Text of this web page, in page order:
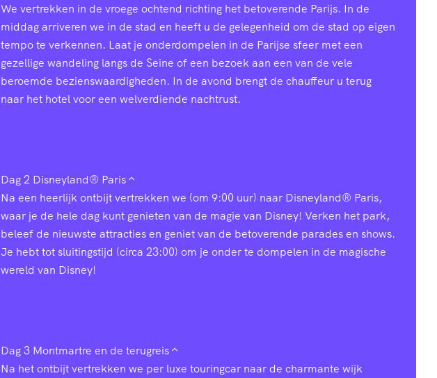
We vertrekken in de vroege ochtend richting het betoverende Parijs. In de
middag arriveren we in de stad en heeft u de gelegenheid om de stad op eigen
tempo te verkennen. Laat je onderdompelen in de Parijse sfeer met een
gezellige wandeling langs de Seine of een bezoek aan een van de vele
beroemde bezienswaardigheden. In de avond brengt de chauffeur u terug
naar het hotel voor een welverdiende nachtrust.
Dag 2 Disneyland® Paris
Na een heerlijk ontbijt vertrekken we (om 9:00 uur) naar Disneyland® Paris,
waar je de hele dag kunt genieten van de magie van Disney! Verken het park,
beleef de nieuwste attracties en geniet van de betoverende parades en shows.
Je hebt tot sluitingstijd (circa 23:00) om je onder te dompelen in de magische
wereld van Disney!
Dag 3 Montmartre en de terugreis
Na het ontbijt vertrekken we per luxe touringcar naar de charmante wijk